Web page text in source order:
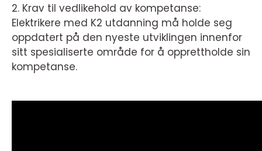
2. Krav til vedlikehold av kompetanse:
Elektrikere med K2 utdanning må holde seg
oppdatert på den nyeste utviklingen innenfor
sitt spesialiserte område for å opprettholde sin
kompetanse.